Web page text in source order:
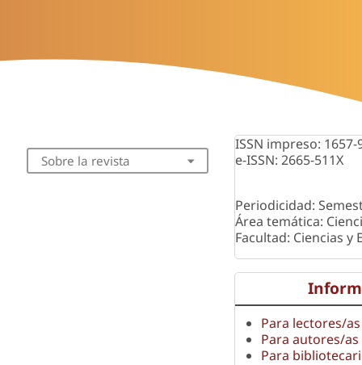
Sobre la revista
ISSN impreso: 1657-
e-ISSN: 2665-511X
Periodicidad:
Área temática:
Facultad: Ciencias y
Para lectores/as
Para autores/as
Para